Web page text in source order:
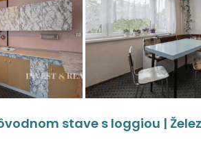
stave s loggiou |